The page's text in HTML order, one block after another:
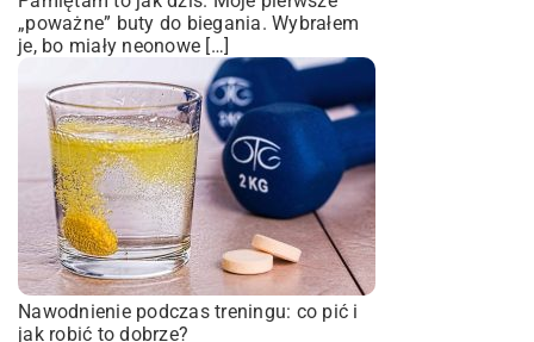
„poważne” buty do biegania. Wybrałem
je, bo miały neonowe […]
Nawodnienie podczas treningu: co pić i
jak robić to dobrze?